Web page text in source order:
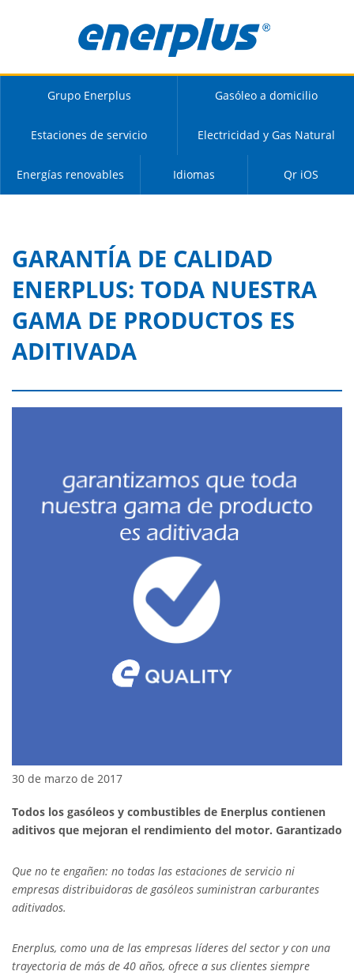
Grupo Enerplus Gasóleo a domicilio
Estaciones de servicio Electricidad y Gas Natural
Energías renovables Idiomas Qr iOS
GARANTÍA DE CALIDAD
ENERPLUS: TODA NUESTRA
GAMA DE PRODUCTOS ES
ADITIVADA
30 de marzo de 2017
Todos los gasóleos y combustibles de Enerplus contienen
aditivos que mejoran el rendimiento del motor. Garantizado
Que no te engañen: no todas las estaciones de servicio ni
empresas distribuidoras de gasóleos suministran carburantes
aditivados.
Enerplus, como una de las empresas líderes del sector y con una
trayectoria de más de 40 años, ofrece a sus clientes siempre